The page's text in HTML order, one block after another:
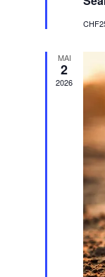
MAI
2
2026